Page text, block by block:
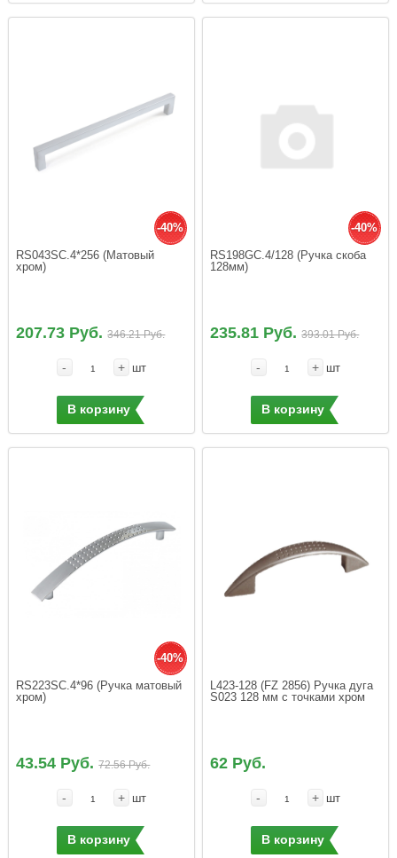
-40%
RS043SC.4*256 (Матовый
хром)
207.73 Руб.346.21 Руб.
- + шт
В корзину
-40%
RS198GC.4/128 (Ручка скоба
128мм)
235.81 Руб.393.01 Руб.
- + шт
В корзину
-40%
RS223SC.4*96 (Ручка матовый
хром)
43.54 Руб.72.56 Руб.
- + шт
В корзину
L423-128 (FZ 2856) Ручка дуга
S023 128 мм с точками хром
62 Руб.
- + шт
В корзину